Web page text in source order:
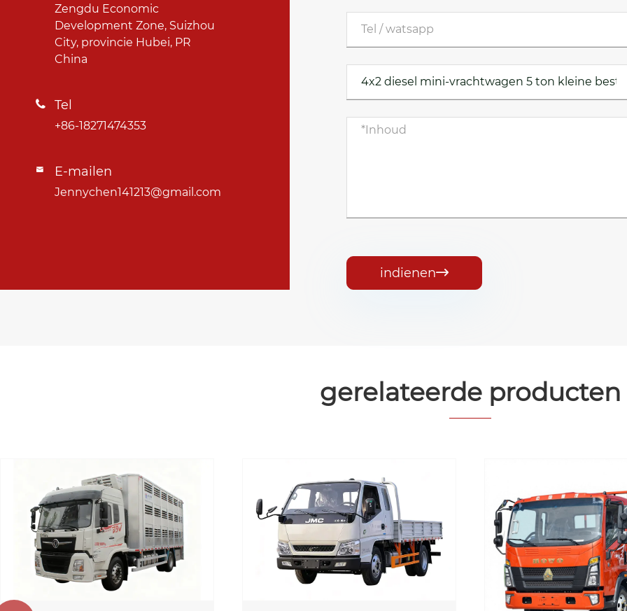
Zengdu Economic
Development Zone, Suizhou
City, provincie Hubei, PR
China
 Tel
+86-18271474353
 E-mailen
Jennychen141213@gmail.com
indienen
gerelateerde producten